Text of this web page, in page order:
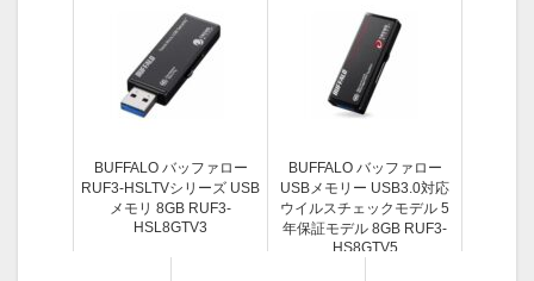
BUFFALO バッファロー
RUF3-HSLTVシリーズ USB
メモリ 8GB RUF3-
HSL8GTV3
BUFFALO バッファロー
USBメモリー USB3.0対応
ウイルスチェックモデル 5
年保証モデル 8GB RUF3-
HS8GTV5